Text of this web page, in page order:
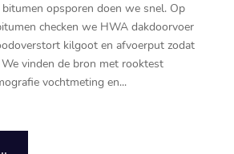
bitumen opsporen doen we snel.​ Op
checken we HWA dakdoorvoer
kilgoot en afvoerput zodat
vinden de bron met rooktest
vochtmeting en...